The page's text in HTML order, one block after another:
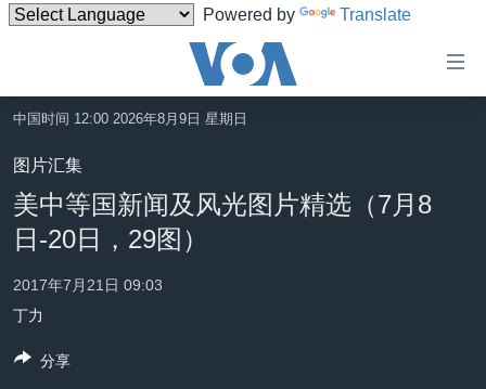
Powered by Translate
碍
接
跳
内
容
转
中国
中国时间 12:00 2026年8月9日 星期日
图片汇集
美中等国新闻及风光图片精选（7月8
日-20日，29图）
2017年7月21日 09:03
丁力
分享